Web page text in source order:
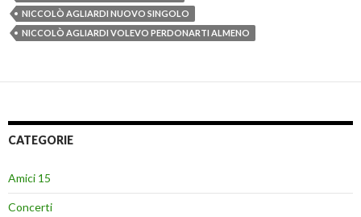
NICCOLÒ AGLIARDI NUOVO SINGOLO
NICCOLÒ AGLIARDI VOLEVO PERDONARTI ALMENO
CATEGORIE
Amici 15
Concerti